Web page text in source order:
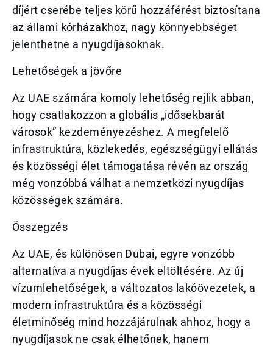
díjért cserébe teljes körű hozzáférést biztosítana
az állami kórházakhoz, nagy könnyebbséget
jelenthetne a nyugdíjasoknak.
Lehetőségek a jövőre
Az UAE számára komoly lehetőség rejlik abban,
hogy csatlakozzon a globális „idősekbarát
városok” kezdeményezéshez. A megfelelő
infrastruktúra, közlekedés, egészségügyi ellátás
és közösségi élet támogatása révén az ország
még vonzóbbá válhat a nemzetközi nyugdíjas
közösségek számára.
Összegzés
Az UAE, és különösen Dubai, egyre vonzóbb
alternatíva a nyugdíjas évek eltöltésére. Az új
vízumlehetőségek, a változatos lakóövezetek, a
modern infrastruktúra és a közösségi
életminőség mind hozzájárulnak ahhoz, hogy a
nyugdíjasok ne csak élhetőnek, hanem